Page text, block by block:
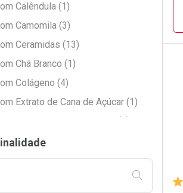
Calêndula (1)
Camomila (3)
Ceramidas (13)
Chá Branco (1)
Colágeno (4)
Extrato de Cana de Açúcar (1)
Com Extrato de Flor de Lótus (3)
Extrato de Girassol (1)
Extrato de Linho (1)
FILTRAR